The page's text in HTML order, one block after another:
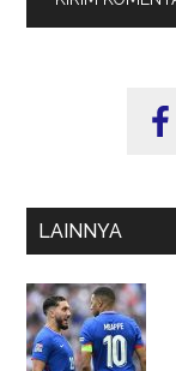
Sidebar
LAINNYA